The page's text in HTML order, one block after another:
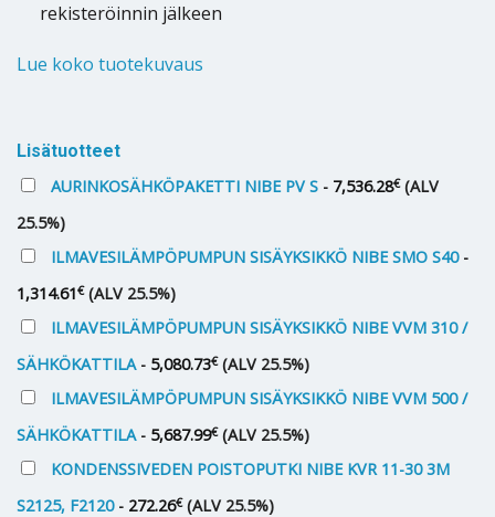
rekisteröinnin jälkeen
Lue koko tuotekuvaus
Lisätuotteet
AURINKOSÄHKÖPAKETTI NIBE PV S - 7,536.28€ (ALV
25.5%)
ILMAVESILÄMPÖPUMPUN SISÄYKSIKKÖ NIBE SMO S40-
1,314.61€ (ALV 25.5%)
ILMAVESILÄMPÖPUMPUN SISÄYKSIKKÖ NIBE VVM 310 /
SÄHKÖKATTILA- 5,080.73€ (ALV 25.5%)
ILMAVESILÄMPÖPUMPUN SISÄYKSIKKÖ NIBE VVM 500 /
SÄHKÖKATTILA- 5,687.99€ (ALV 25.5%)
KONDENSSIVEDEN POISTOPUTKI NIBE KVR 11-30 3M
S2125, F2120- 272.26€ (ALV 25.5%)